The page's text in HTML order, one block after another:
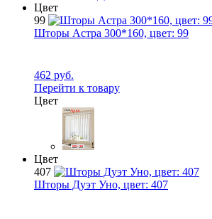
Цвет
99
Шторы Астра 300*160, цвет: 99
462 руб.
Перейти к товару
Цвет
Цвет
407
Шторы Дуэт Уно, цвет: 407